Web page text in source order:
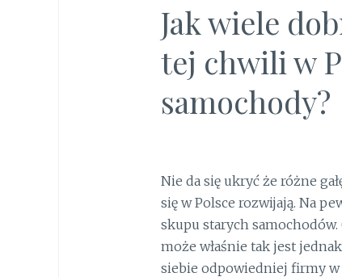
Jak wiele
tej chwili w
samochody?
Nie da się ukryć że różne
się w Polsce rozwijają. Na
skupu starych
może właśnie tak jest
siebie odpowiedniej firmy w